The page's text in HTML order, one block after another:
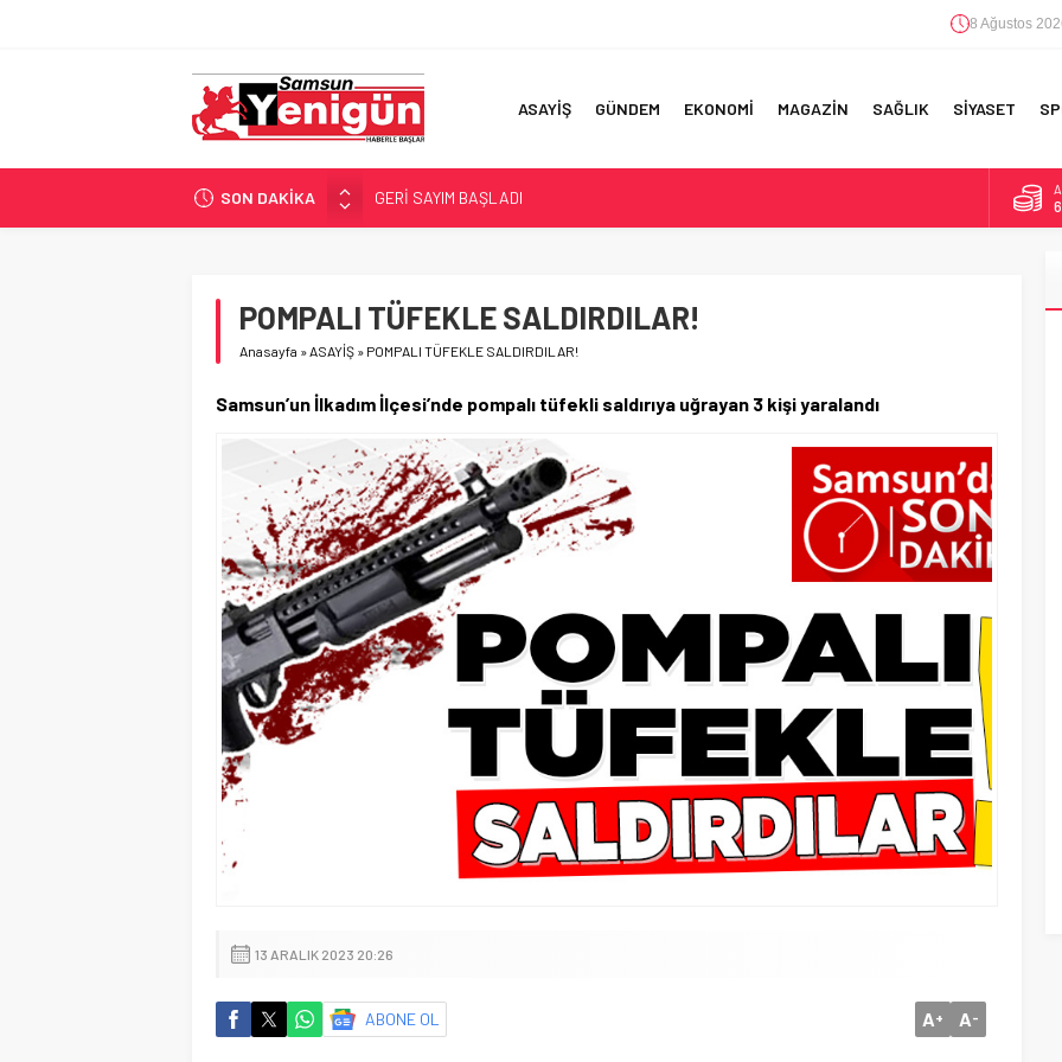
8 Ağustos
ASAYİŞ GÜNDEM EKONOMİ MAGAZİN SAĞLIK SİYASET
SON DAKİKA
GERİ SAYIM BAŞLADI
SAMSUNSPOR’DA HEDEF 5’İNCİLİK!
İŞTE FINDIK FİYATI!
YÖNETİCİ SEÇERKEN YAPILAN EN BÜYÜK HATALAR
POMPALI TÜFEKLE SALDIRDILAR!
Anasayfa »ASAYİŞ » POMPALI TÜFEKLE SALDIRDILAR!
Samsun’un İlkadım İlçesi’nde pompalı tüfekli saldırıya uğrayan 3 kişi yaralandı
13 ARALIK 2023 20:26
ABONE OL A+ A-